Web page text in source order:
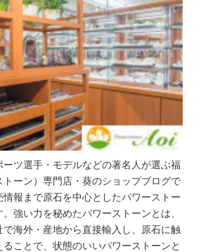
ツ選手・モデルなどの著名人が選ぶ福
トーン）専門店・葵のショップブログで
報まで原石を中心としたパワーストー
強い力を秘めたパワーストーンとは、
海外・産地から直接輸入し、原石に触
ことで、状態のいいパワーストーンと